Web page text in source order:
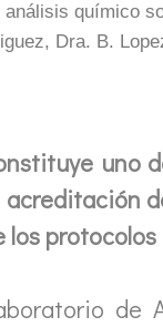
químico
Dra. B.
uno
de